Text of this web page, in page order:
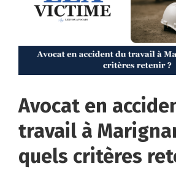
Avocat en
travail à
quels critères